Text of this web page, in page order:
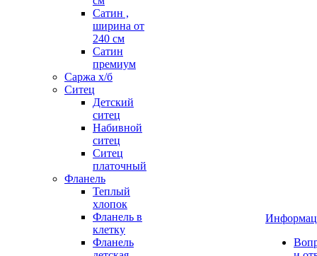
Сатин ,
ширина от
240 см
Сатин
премиум
Саржа х/б
Ситец
Детский
ситец
Набивной
ситец
Ситец
платочный
Фланель
Теплый
хлопок
Фланель в
клетку
Фланель